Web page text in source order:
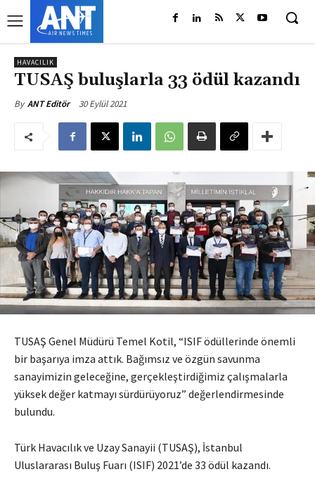
HAVACILIK
TUSAŞ buluşlarla 33 ödül kazandı
By ANT Editör 30 Eylül 2021
TUSAŞ Genel Müdürü Temel Kotil, “ISIF ödüllerinde önemli
bir başarıya imza attık. Bağımsız ve özgün savunma
sanayimizin geleceğine, gerçekleştirdiğimiz çalışmalarla
yüksek değer katmayı sürdürüyoruz” değerlendirmesinde
bulundu.
Türk Havacılık ve Uzay Sanayii (TUSAŞ), İstanbul
Uluslararası Buluş Fuarı (ISIF) 2021’de 33 ödül kazandı.